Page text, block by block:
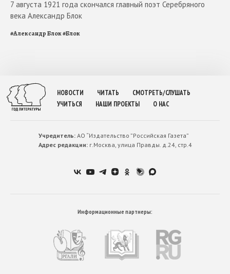
7 августа 1921 года скончался главный поэт Серебряного
века Александр Блок
#Александр Блок#Блок
НОВОСТИ ЧИТАТЬ
СМОТРЕТЬ/СЛУШАТЬ
УЧИТЬСЯ
НАШИ ПРОЕКТЫ О НАС
Учредитель:АО “Издательство ”Российская Газета”
Адрес редакции:г.Москва, улица Правды. д.24, стр.4
Информационные партнеры: